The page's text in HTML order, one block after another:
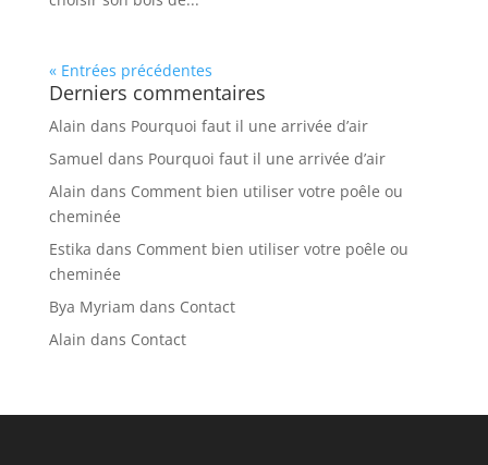
« Entrées précédentes
Derniers commentaires
Alain dans Pourquoi faut il une arrivée d’air
Samuel dans Pourquoi faut il une arrivée d’air
Alain dans Comment bien utiliser votre poêle ou
cheminée
Estika dans Comment bien utiliser votre poêle ou
cheminée
Bya Myriam dans Contact
Alain dans Contact